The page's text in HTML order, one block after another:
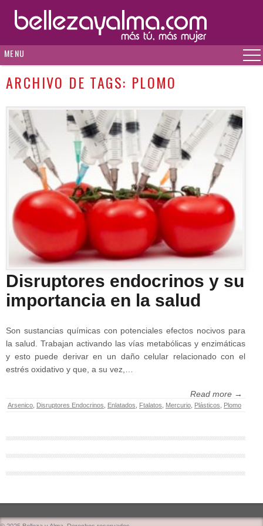
MENU
ARCHIVO DE TAGS: PLOMO
Disruptores endocrinos y su
importancia en la salud
Son sustancias químicas con potenciales efectos nocivos para
la salud. Trabajan activando las vías metabólicas y enzimáticas
y esto puede derivar en un daño celular relacionado con el
estrés oxidativo y que, a su vez,…
Read more →
Arsenico Disruptores Endocrinos Enlatados Ftalatos Mercurio Plásticos Plomo